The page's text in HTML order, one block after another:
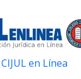
CIJUL en Línea